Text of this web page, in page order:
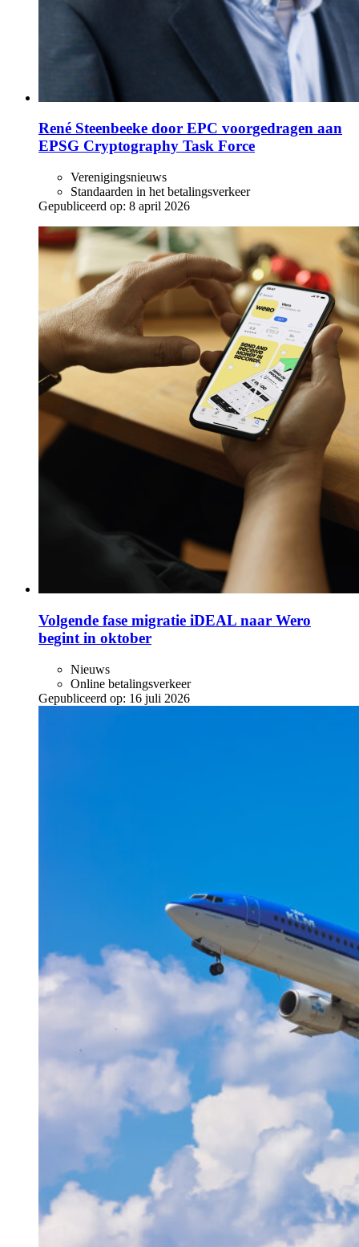
René Steenbeeke door EPC voorgedragen aan
EPSG Cryptography Task Force
Verenigingsnieuws
Standaarden in het betalingsverkeer
Gepubliceerd op: 8 april 2026
Volgende fase migratie iDEAL naar Wero
begint in oktober
Nieuws
Online betalingsverkeer
Gepubliceerd op: 16 juli 2026